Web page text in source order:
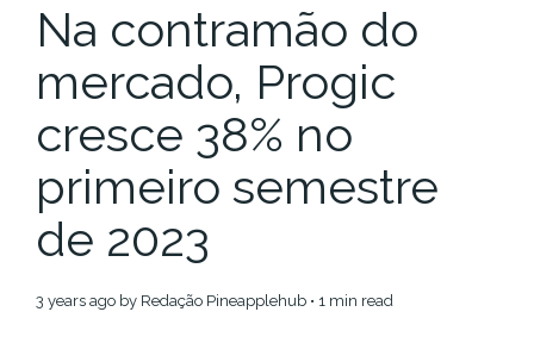
Na contramão do
mercado, Progic
cresce 38% no
primeiro semestre
de 2023
3 years ago by Redação Pineapplehub • 1 min read